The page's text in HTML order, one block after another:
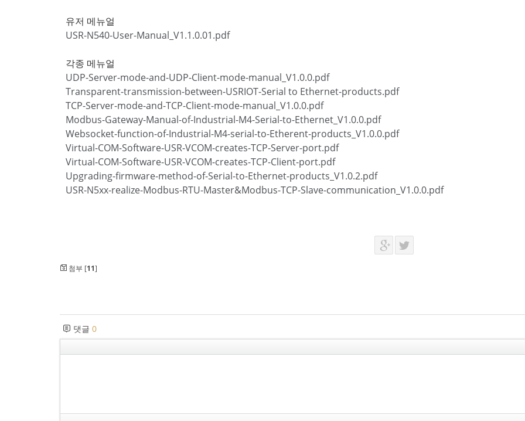
유저 메뉴얼
USR-N540-User-Manual_V1.1.0.01.pdf
각종 메뉴얼
UDP-Server-mode-and-UDP-Client-mode-manual_V1.0.0.pdf
Transparent-transmission-between-USRIOT-Serial to Ethernet-products.pdf
TCP-Server-mode-and-TCP-Client-mode-manual_V1.0.0.pdf
Modbus-Gateway-Manual-of-Industrial-M4-Serial-to-Ethernet_V1.0.0.pdf
Websocket-function-of-Industrial-M4-serial-to-Etherent-products_V1.0.0.pdf
Virtual-COM-Software-USR-VCOM-creates-TCP-Server-port.pdf
Virtual-COM-Software-USR-VCOM-creates-TCP-Client-port.pdf
Upgrading-firmware-method-of-Serial-to-Ethernet-products_V1.0.2.pdf
USR-N5xx-realize-Modbus-RTU-Master&Modbus-TCP-Slave-communication_V1.0.0.pdf
첨부 [11]
댓글 0